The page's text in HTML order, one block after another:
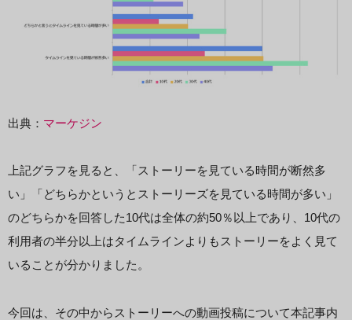
出典： マーケジン
上記グラフを見ると、「ストーリーを見ている時間が断然多
い」「どちらかというとストーリーズを見ている時間が多い」
のどちらかを回答した10代は全体の約50％以上であり、10代の
利用者の半分以上はタイムラインよりもストーリーをよく見て
いることが分かりました。
今回は、その中からストーリーへの動画投稿について本記事内